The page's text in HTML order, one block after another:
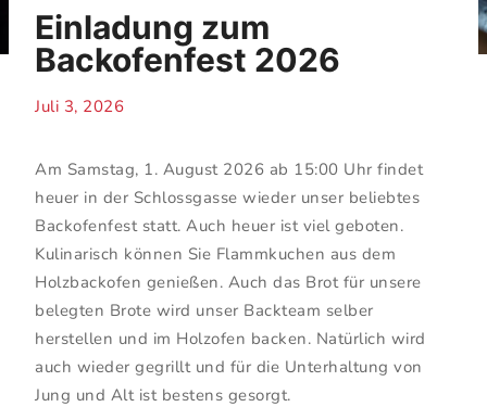
Einladung zum
Backofenfest 2026
Juli 3, 2026
Am Samstag, 1. August 2026 ab 15:00 Uhr findet
heuer in der Schlossgasse wieder unser beliebtes
Backofenfest statt. Auch heuer ist viel geboten.
Kulinarisch können Sie Flammkuchen aus dem
Holzbackofen genießen. Auch das Brot für unsere
belegten Brote wird unser Backteam selber
herstellen und im Holzofen backen. Natürlich wird
auch wieder gegrillt und für die Unterhaltung von
Jung und Alt ist bestens gesorgt.